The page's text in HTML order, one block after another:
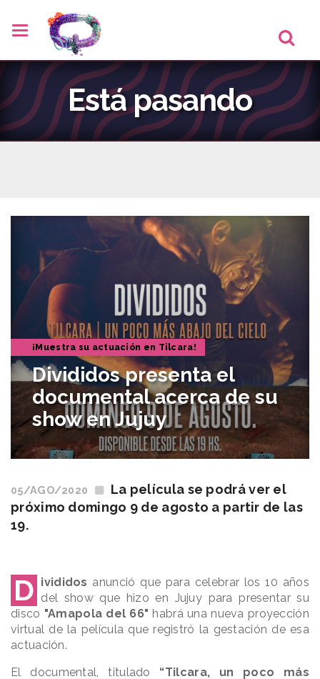
Está pasando
¡Muestra su actuación en Tilcara!
Divididos presenta el
documental acerca de su
show en Jujuy
05/AGO/2020
La película se podrá ver el
próximo domingo 9 de agosto a partir de las
19.
D ivididos anunció que para celebrar los 10 años
del show que hizo en Jujuy para presentar su
disco "Amapola del 66" habrá una nueva proyección
virtual de la película que registró la gestación de esa
actuación.
El documental, titulado “Tilcara, un poco más